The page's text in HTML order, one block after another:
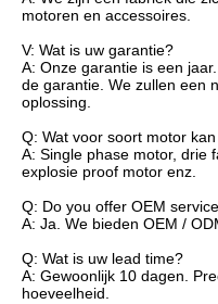
motoren en accessoires.
V: Wat is uw garantie?
A: Onze garantie is een
de garantie. We zullen een
oplossing.
Q: Wat voor soort motor
A: Single phase motor, drie
explosie proof motor enz.
Q: Do you offer OEM
A: Ja. We bieden OEM /
Q: Wat is uw lead time?
A: Gewoonlijk 10 dagen.
hoeveelheid.